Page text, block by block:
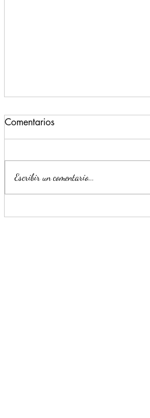
Últimos días para disfrutar la
Comentarios
Escribir un comentario...